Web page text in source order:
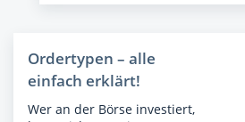
Ordertypen – alle
einfach erklärt!
Wer an der Börse investiert,